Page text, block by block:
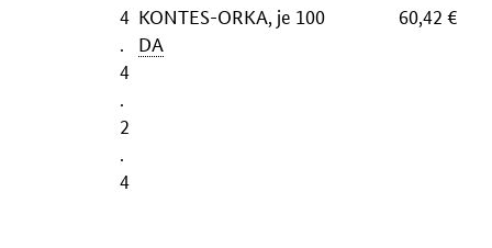
4
4
2
4
KONTES-ORKA, je 100
DA
60,42 €